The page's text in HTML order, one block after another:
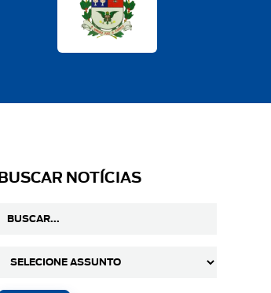
BUSCAR NOTÍCIAS